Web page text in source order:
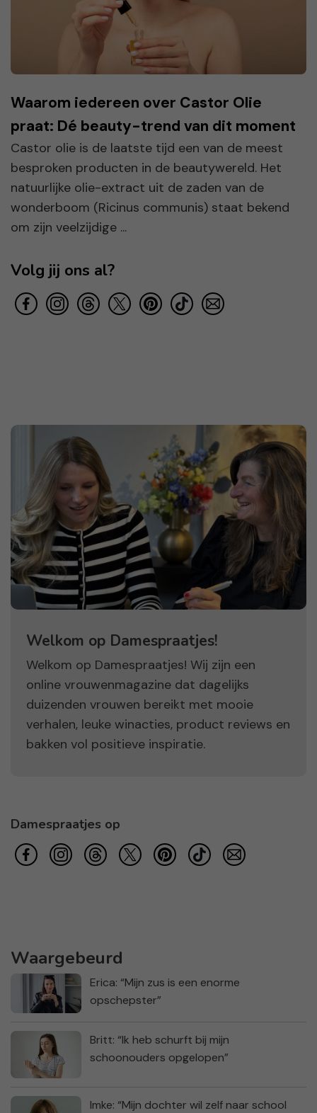
Waarom iedereen over Castor Olie
praat: Dé beauty-trend van dit moment
Castor olie is de laatste tijd een van de meest
besproken producten in de beautywereld. Het
natuurlijke olie-extract uit de zaden van de
wonderboom (Ricinus communis) staat bekend
om zijn veelzijdige ...
Volg jij ons al?
Welkom op Damespraatjes!
Welkom op Damespraatjes! Wij zijn een
online vrouwenmagazine dat dagelijks
duizenden vrouwen bereikt met mooie
verhalen, leuke winacties, product reviews en
bakken vol positieve inspiratie.
Damespraatjes op
Waargebeurd
Erica: “Mijn zus is een enorme
opschepster”
Britt: “Ik heb schurft bij mijn
schoonouders opgelopen”
Imke: “Mijn dochter wil zelf naar school